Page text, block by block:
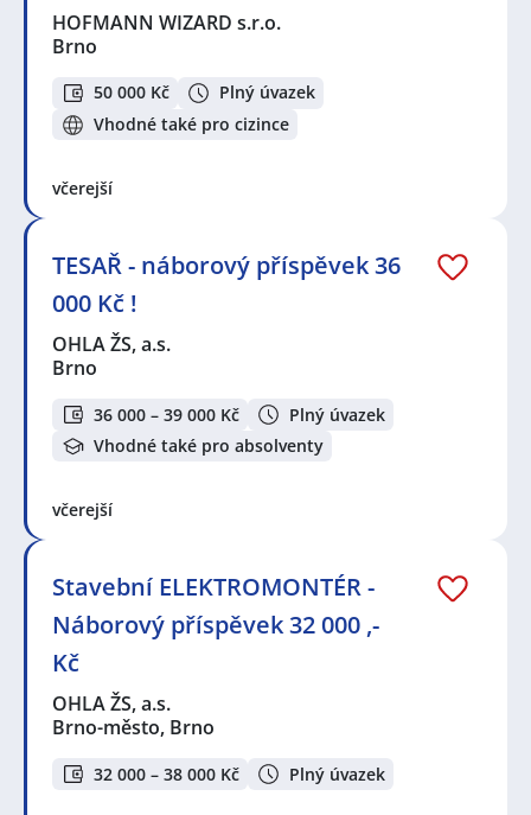
HOFMANN WIZARD s.r.o.
Brno
50 000 Kč
Plný úvazek
Vhodné také pro cizince
včerejší
TESAŘ - náborový příspěvek 36
000 Kč !
OHLA ŽS, a.s.
Brno
36 000 – 39 000 Kč
Plný úvazek
Vhodné také pro absolventy
včerejší
Stavební ELEKTROMONTÉR -
Náborový příspěvek 32 000 ,-
Kč
OHLA ŽS, a.s.
Brno-město, Brno
32 000 – 38 000 Kč Plný úvazek